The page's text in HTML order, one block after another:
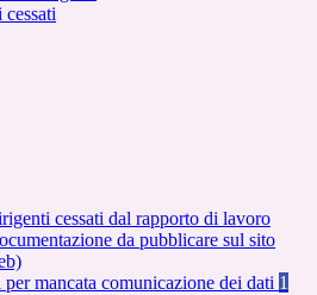
cessati dal rapporto di lavoro
da pubblicare sul sito
per mancata comunicazione dei dati 1